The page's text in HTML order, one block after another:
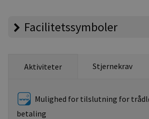
Facilitetssymboler
Aktiviteter Stjernekrav
Mulighed for tilslutning for
betaling